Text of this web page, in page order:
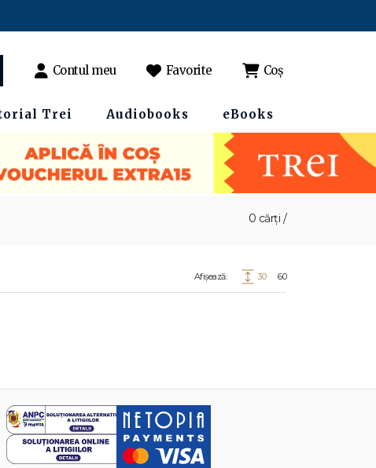
Contul meu Favorite Coș
Trei Audiobooks eBooks
0 cărți /
Afișează: 30 60